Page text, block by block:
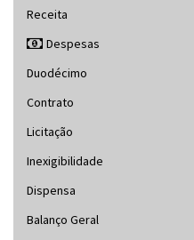
Receita
Despesas
Duodécimo
Contrato
Licitação
Inexigibilidade
Dispensa
Balanço Geral